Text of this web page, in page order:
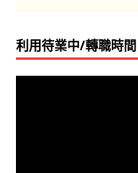
利用待業中/轉職時